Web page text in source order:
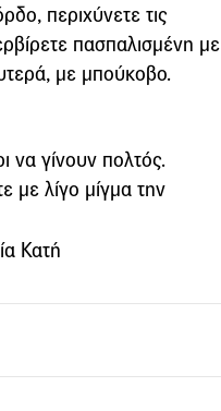
περιχύνετε τις
πασπαλισμένη με
με μπούκοβο.
να γίνουν πολτός.
με λίγο μίγμα την
Κατή